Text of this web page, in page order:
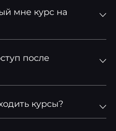
мне курс на
после
курсы?